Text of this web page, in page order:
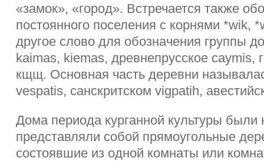
«замок», «город». Встречается также
постоянного поселения с корнями *wik,
другое слово для обозначения группы
kaimas, kiemas, древнепрусское caymis,
кщщ. Основная часть деревни
vespatis, санскритском vigpatih,
Дома периода курганной культуры
представляли собой прямоугольные
состоявшие из одной комнаты или